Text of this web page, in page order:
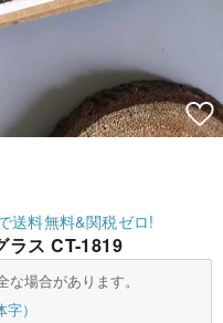
送料無料&関税ゼロ!
ラス CT-1819
場合があります。
）